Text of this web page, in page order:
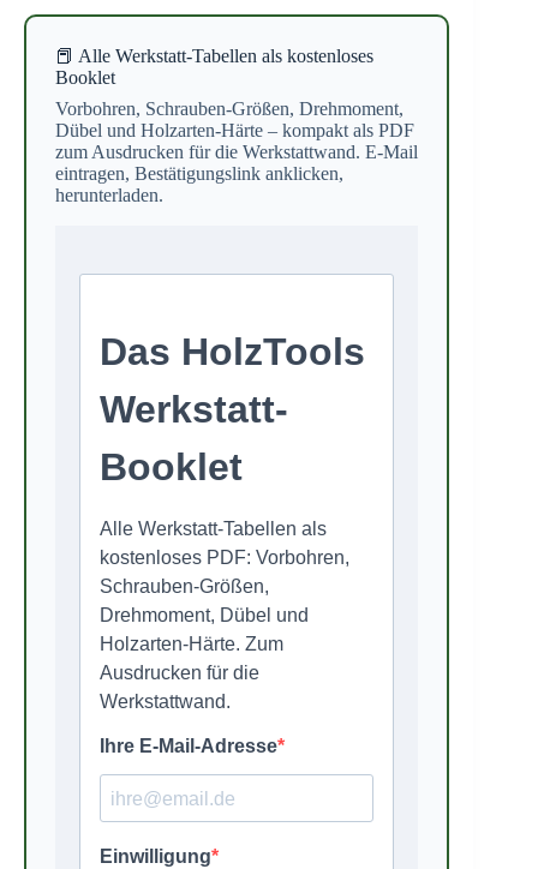
📕 Alle Werkstatt-Tabellen als kostenloses
Booklet
Vorbohren, Schrauben-Größen, Drehmoment,
Dübel und Holzarten-Härte – kompakt als PDF
zum Ausdrucken für die Werkstattwand. E-Mail
eintragen, Bestätigungslink anklicken,
herunterladen.